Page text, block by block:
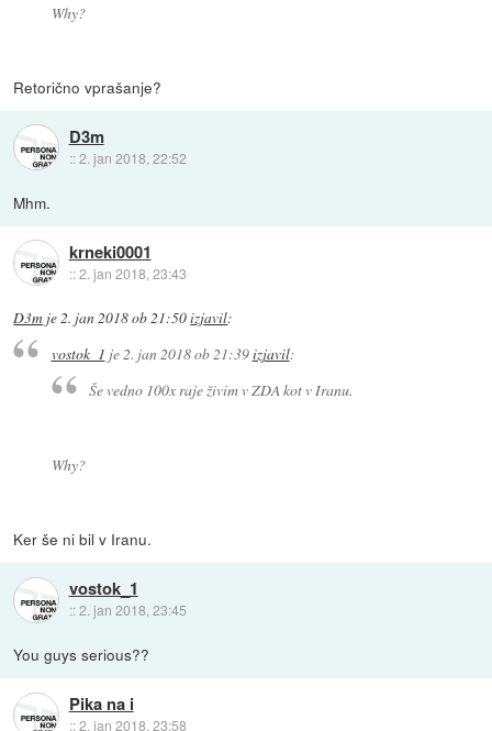
Why?
Retorično vprašanje?
D3m
::2. jan 2018, 22:52
Mhm.
krneki0001
::2. jan 2018, 23:43
D3m je2. jan 2018 ob 21:50izjavil:
vostok_1 je2. jan 2018 ob 21:39izjavil:
Še vedno 100x raje živim v ZDA kot v Iranu.
Why?
Ker še ni bil v Iranu.
vostok_1
::2. jan 2018, 23:45
You guys serious??
Pika na i
::2. jan 2018, 23:58